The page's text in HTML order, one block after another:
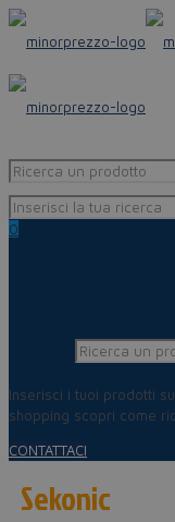
0
Inserisci i tuoi prodotti
shopping scopri come
CONTATTACI
Sekonic